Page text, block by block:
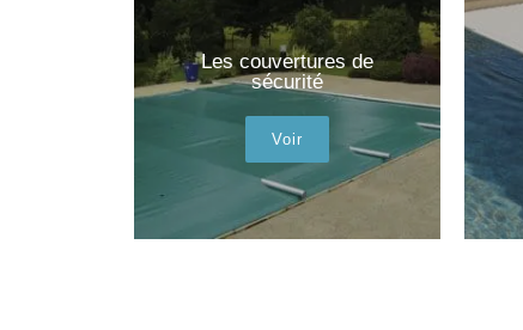
Les couvertures de
sécurité
Voir